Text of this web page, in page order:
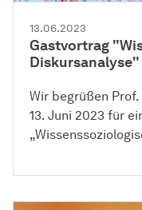
13.06.2023
Gastvortrag
Diskursanalyse"
Wir begrüßen Prof.
13. Juni 2023 für